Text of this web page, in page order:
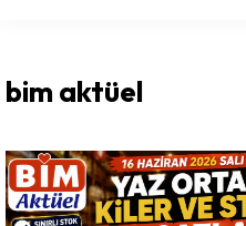
bim aktüel